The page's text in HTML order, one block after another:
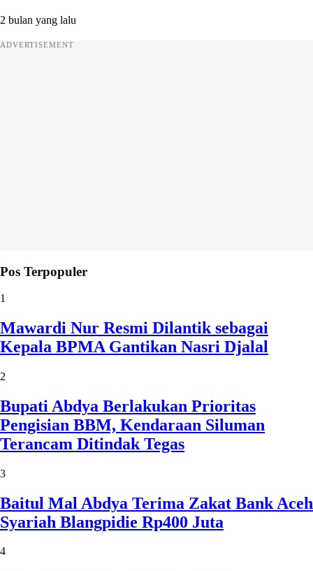
2 bulan yang lalu
ADVERTISEMENT
Pos Terpopuler
1
Mawardi Nur Resmi Dilantik sebagai
Kepala BPMA Gantikan Nasri Djalal
2
Bupati Abdya Berlakukan Prioritas
Pengisian BBM, Kendaraan Siluman
Terancam Ditindak Tegas
3
Baitul Mal Abdya Terima Zakat Bank Aceh
Syariah Blangpidie Rp400 Juta
4